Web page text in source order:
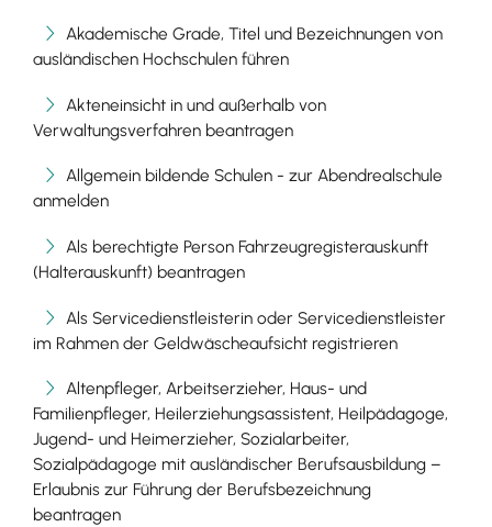
Akademische Grade, Titel und Bezeichnungen von
ausländischen Hochschulen führen
Akteneinsicht in und außerhalb von
Verwaltungsverfahren beantragen
Allgemein bildende Schulen - zur Abendrealschule
anmelden
Als berechtigte Person Fahrzeugregisterauskunft
(Halterauskunft) beantragen
Als Servicedienstleisterin oder Servicedienstleister
im Rahmen der Geldwäscheaufsicht registrieren
Altenpfleger, Arbeitserzieher, Haus- und
Familienpfleger, Heilerziehungsassistent, Heilpädagoge,
Jugend- und Heimerzieher, Sozialarbeiter,
Sozialpädagoge mit ausländischer Berufsausbildung –
Erlaubnis zur Führung der Berufsbezeichnung
beantragen